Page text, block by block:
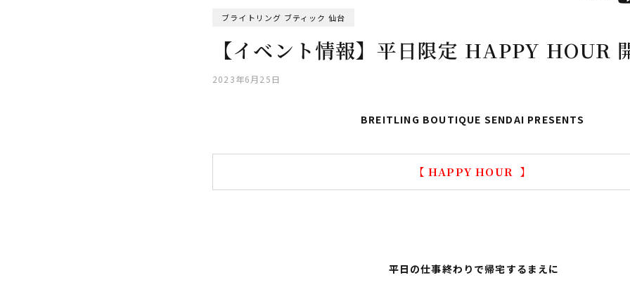
ブライトリング ブティック 仙台
【イベント情報】平日限定 HAPPY HOUR
2023年6月25日
BREITLING BOUTIQUE SENDAI PRESENTS
【 HAPPY HOUR 】
平日の仕事終わりで帰宅するまえに